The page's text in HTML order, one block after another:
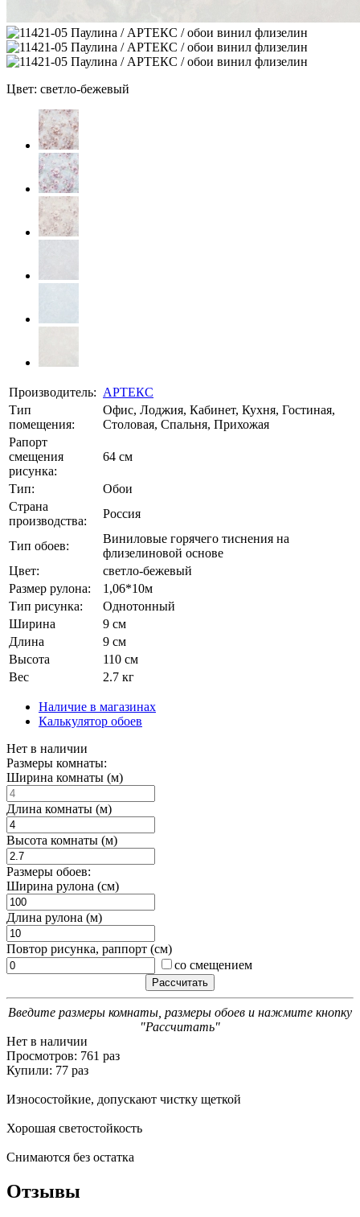
Цвет: светло-бежевый
Производитель: АРТЕКС
Тип
помещения:
Офис, Лоджия, Кабинет, Кухня, Гостиная,
Столовая, Спальня, Прихожая
Рапорт
смещения
рисунка:
64 см
Тип:
Обои
Страна
производства:
Россия
Тип обоев:
Виниловые горячего тиснения на
флизелиновой основе
Цвет:
светло-бежевый
Размер рулона:
1,06*10м
Тип рисунка:
Однотонный
Ширина
9 см
Длина
9 см
Высота
110 см
Вес
2.7 кг
Наличие в магазинах
Калькулятор обоев
Нет в наличии
Размеры комнаты:
Ширина комнаты (м)
Длина комнаты (м)
Высота комнаты (м)
Размеры обоев:
Ширина рулона (см)
Длина рулона (м)
Повтор рисунка, раппорт (см)
со смещением
Введите размеры комнаты, размеры обоев и нажмите кнопку
"Рассчитать"
Нет в наличии
Просмотров: 761 раз
Купили: 77 раз
Износостойкие, допускают чистку щеткой
Хорошая светостойкость
Снимаются без остатка
Отзывы